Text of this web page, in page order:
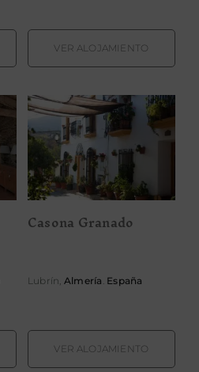
VER ALOJAMIENTO
Casona
Granado
Casona Granado
Lubrín, Almería . España
VER ALOJAMIENTO